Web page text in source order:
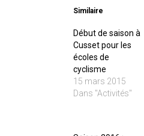
Similaire
Début de saison à
Cusset pour les
écoles de
cyclisme
15 mars 2015
Dans "Activités"